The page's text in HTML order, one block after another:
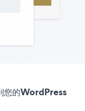
您的WordPress